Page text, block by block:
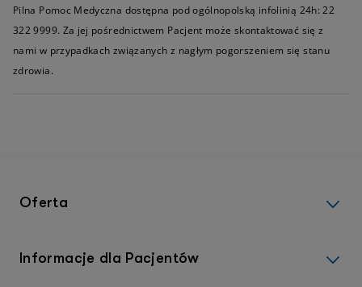
Pilna Pomoc Medyczna dostępna pod ogólnopolską infolinią 24h: 22
322 9999. Za jej pośrednictwem Pacjent może skontaktować się z
nami w przypadkach związanych z nagłym pogorszeniem się stanu
zdrowia.
Oferta
Informacje dla Pacjentów